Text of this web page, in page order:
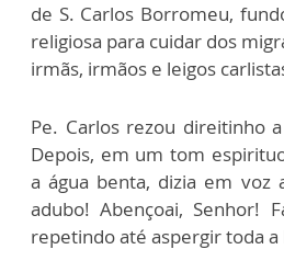
de S. Carlos Borromeu,
religiosa para cuidar dos
irmãs, irmãos e leigos
Pe. Carlos rezou direitinho
Depois, em um tom
a água benta, dizia em voz
adubo! Abençoai, Senhor!
repetindo até aspergir toda a